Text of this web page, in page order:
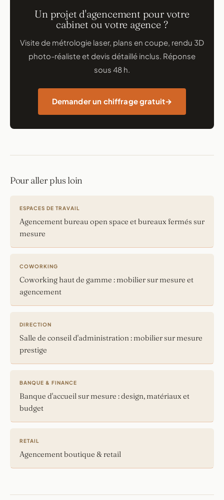
Un projet d'agencement pour votre
cabinet ou votre agence ?
Visite de métrologie laser, plans en coupe, rendu 3D
photo-réaliste et devis détaillé inclus. Réponse
sous 48 h.
Demander un chiffrage gratuit
Pour aller plus loin
ESPACES DE TRAVAIL
Agencement bureau open space et bureaux fermés sur
mesure
COWORKING
Coworking haut de gamme : mobilier sur mesure et
agencement
DIRECTION
Salle de conseil d'administration : mobilier sur mesure
prestige
BANQUE & FINANCE
Banque d'accueil sur mesure : design, matériaux et
budget
RETAIL
Agencement boutique & retail